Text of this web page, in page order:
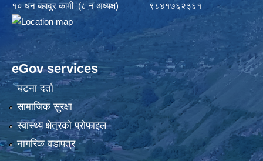
१० धन बहादुर कामी (८ नं अध्यक्ष) ९८४१७६२३६१
eGov services
घटना दर्ता
सामाजिक सुरक्षा
स्वास्थ्य क्षेत्रको प्रोफाइल
नागरिक वडापत्र